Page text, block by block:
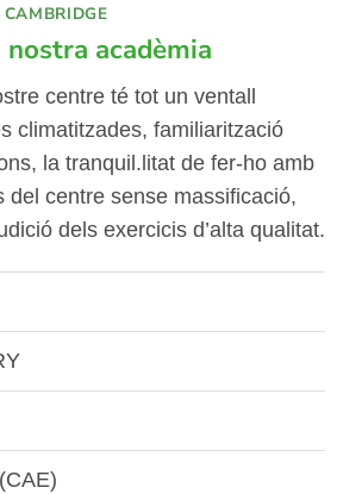
nostra acadèmia
centre té tot un ventall
climatitzades, familiarització
la tranquil.litat de fer-ho amb
del centre sense massificació,
dels exercicis d’alta qualitat.